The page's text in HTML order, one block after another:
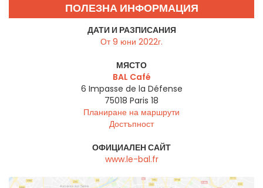
ПОЛЕЗНА ИНФОРМАЦИЯ
ДАТИ И РАЗПИСАНИЯ
От 9 юни 2022г.
МЯСТО
BAL Café
6 Impasse de la Défense
75018 Paris 18
Планиране на маршрути
Достъпност
ОФИЦИАЛЕН САЙТ
www.le-bal.fr